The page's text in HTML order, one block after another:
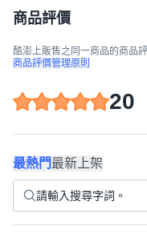
商品評價
酷澎上販售之同一商品的商品
商品評價管理原則
20
最熱門最新上架